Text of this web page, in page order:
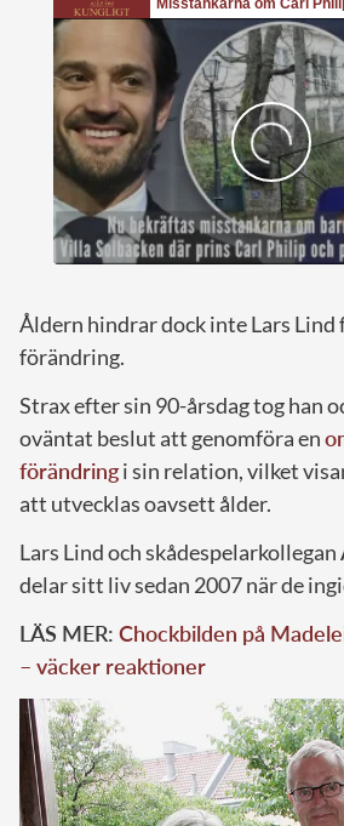
Åldern hindrar dock inte Lars Lind
förändring.
Strax efter sin 90-årsdag tog han
oväntat beslut att genomföra en
förändringi sin relation, vilket
att utvecklas oavsett ålder.
Lars Lind och skådespelarkollegan
delar sitt liv sedan 2007 när de
LÄS MER: Chockbilden på
– väcker reaktioner